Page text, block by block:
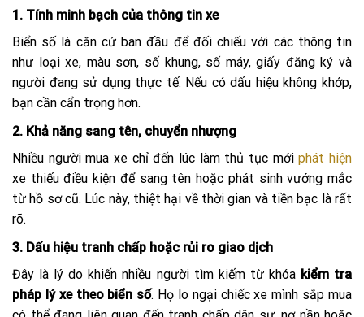
1. Tính minh bạch của thông tin xe
Biển số là căn cứ ban đầu để đối chiếu với các thông tin
như loại xe, màu sơn, số khung, số máy, giấy đăng ký và
người đang sử dụng thực tế. Nếu có dấu hiệu không khớp,
bạn cần cẩn trọng hơn.
2. Khả năng sang tên, chuyển nhượng
Nhiều người mua xe chỉ đến lúc làm thủ tục mớiphát hiện
xe thiếu điều kiện để sang tên hoặc phát sinh vướng mắc
từ hồ sơ cũ. Lúc này, thiệt hại về thời gian và tiền bạc là rất
rõ.
3. Dấu hiệu tranh chấp hoặc rủi ro giao dịch
Đây là lý do khiến nhiều người tìm kiếm từ khóa kiểm tra
pháp lý xe theo biển số. Họ lo ngại chiếc xe mình sắp mua